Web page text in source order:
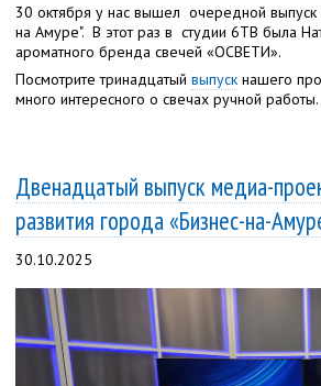
30 октября у нас вышел очередной выпуск
на Амуре". В этот раз в студии 6ТВ была
ароматного бренда свечей «ОСВЕТИ».
Посмотрите тринадцатый выпуск нашего
много интересного о свечах ручной работы.
Двенадцатый выпуск медиа-
развития города «Бизнес-на-
30.10.2025